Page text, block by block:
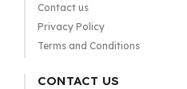
Contact us
Privacy Policy
Terms and Conditions
CONTACT US